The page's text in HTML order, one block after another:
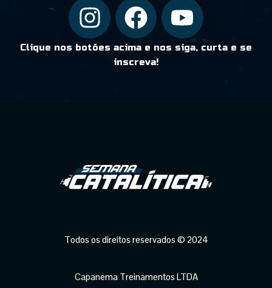
Clique nos botões acima e nos siga, curta e se
inscreva!
Todos os direitos reservados © 2024
Capanema Treinamentos LTDA